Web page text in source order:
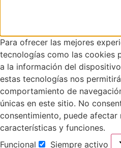
Para ofrecer las mejores
tecnologías como las cookies
a la información del
estas tecnologías nos
comportamiento de
únicas en este sitio. No
consentimiento, puede
características y funciones.
Funcional
Siempre activo